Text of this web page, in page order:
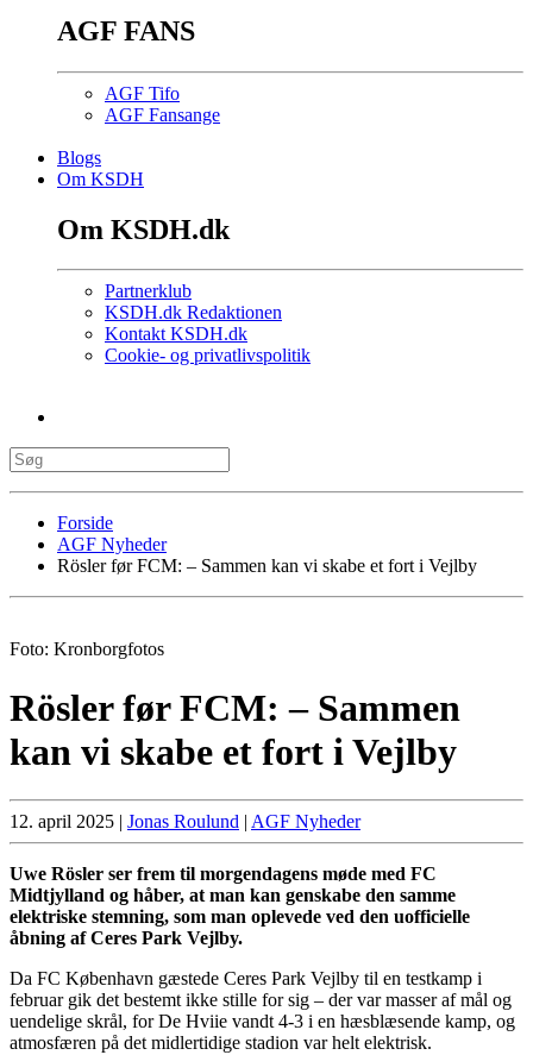
AGF FANS
AGF Tifo
AGF Fansange
Blogs
Om KSDH
Om KSDH.dk
Partnerklub
KSDH.dk Redaktionen
Kontakt KSDH.dk
Cookie- og privatlivspolitik
Forside
AGF Nyheder
Rösler før FCM: – Sammen kan vi skabe et fort i Vejlby
Foto: Kronborgfotos
Rösler før FCM: – Sammen
kan vi skabe et fort i Vejlby
12. april 2025 | Jonas Roulund | AGF Nyheder
Uwe Rösler ser frem til morgendagens møde med FC
Midtjylland og håber, at man kan genskabe den samme
elektriske stemning, som man oplevede ved den uofficielle
åbning af Ceres Park Vejlby.
Da FC København gæstede Ceres Park Vejlby til en testkamp i
februar gik det bestemt ikke stille for sig – der var masser af mål og
uendelige skrål, for De Hviie vandt 4-3 i en hæsblæsende kamp, og
atmosfæren på det midlertidige stadion var helt elektrisk.